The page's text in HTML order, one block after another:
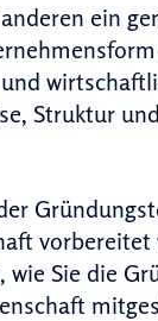
ein
Struktur
wie Sie die